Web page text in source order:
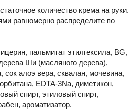
количество крема на руки.
равномерно распределите по
пальмитат этилгексила, BG,
Ши (масляного дерева),
сок алоэ вера, сквалан, мочевина,
EDTA-3Na, диметикон,
спирт, этиловый спирт,
ароматизатор.